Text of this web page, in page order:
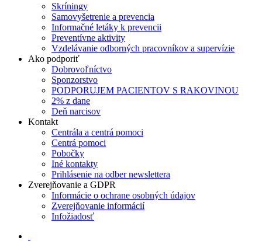
Skríningy
Samovyšetrenie a prevencia
Informačné letáky k prevencii
Preventívne aktivity
Vzdelávanie odborných pracovníkov a supervízie
Ako podporiť
Dobrovoľníctvo
Sponzorstvo
PODPORUJEM PACIENTOV S RAKOVINOU
2% z dane
Deň narcisov
Kontakt
Centrála a centrá pomoci
Centrá pomoci
Pobočky
Iné kontakty
Prihlásenie na odber newslettera
Zverejňovanie a GDPR
Informácie o ochrane osobných údajov
Zverejňovanie informácií
Infožiadosť